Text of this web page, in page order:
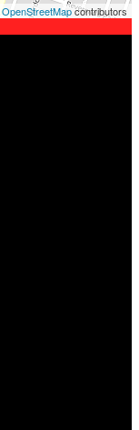
OpenStreetMapcontributors